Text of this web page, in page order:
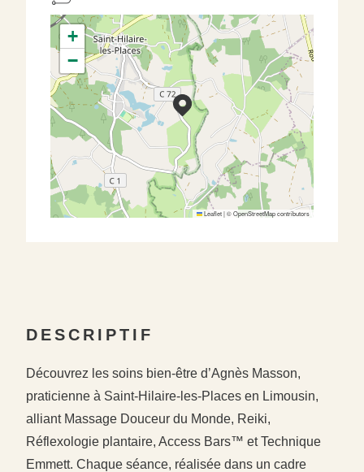
DESCRIPTIF
Découvrez les soins bien-être d’Agnès Masson,
praticienne à Saint‑Hilaire‑les‑Places en Limousin,
alliant Massage Douceur du Monde, Reiki,
Réflexologie plantaire, Access Bars™ et Technique
Emmett. Chaque séance, réalisée dans un cadre
+
−
Leaflet|©OpenStreetMapcontributors